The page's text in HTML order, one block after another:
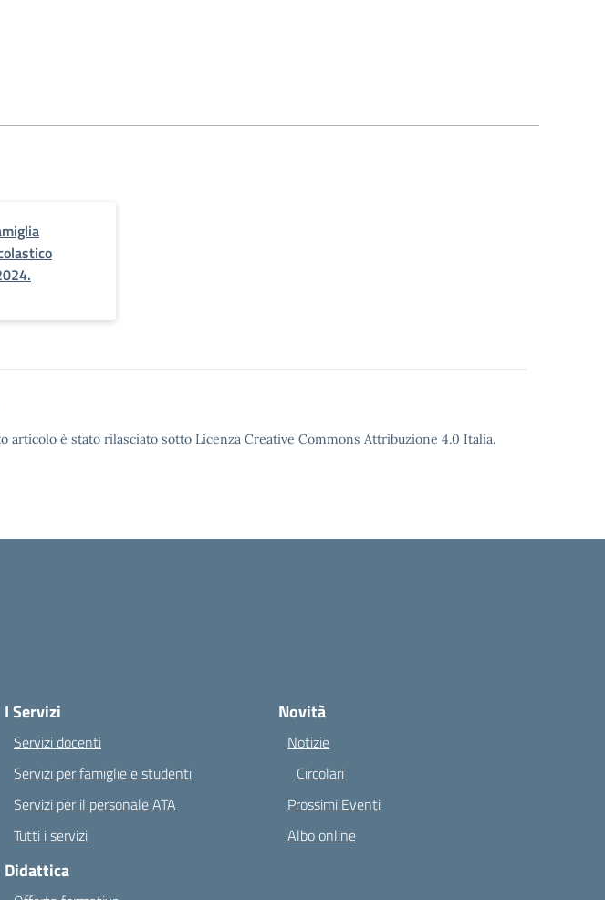
articolo è stato rilasciato sotto Licenza Creative Commons Attribuzione 4.0 Italia.
I Servizi
Servizi docenti
Servizi per famiglie e studenti
Servizi per il personale ATA
Tutti i servizi
Didattica
Novità
Notizie
Circolari
Prossimi Eventi
Albo online